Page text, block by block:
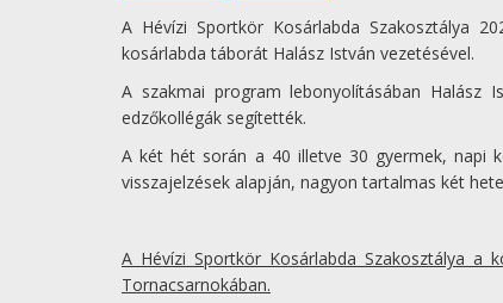
A Hévízi Sportkör Kosárlabda Szakosztálya
kosárlabda táborát Halász István vezetésével.
A szakmai program lebonyolításában Halász
edzőkollégák segítették.
A két hét során a 40 illetve 30 gyermek, napi
visszajelzések alapján, nagyon tartalmas két
A Hévízi Sportkör Kosárlabda Szakosztálya a
Tornacsarnokában.